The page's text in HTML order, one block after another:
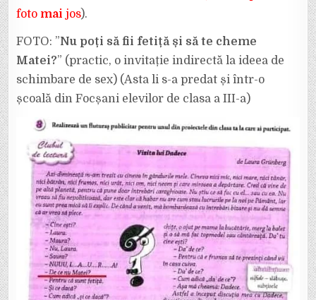
foto mai jos).
FOTO: ”Nu poți să fii fetiță și să te cheme
Matei?” (practic, o invitație indirectă la ideea de
schimbare de sex) (Asta li s-a predat și într-o
școală din Focșani elevilor de clasa a III-a)